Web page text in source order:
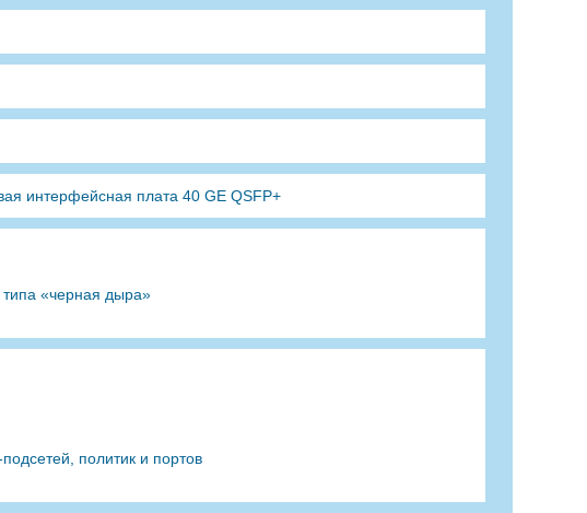
интерфейсная плата 40 GE QSFP+
типа «черная дыра»
политик и портов